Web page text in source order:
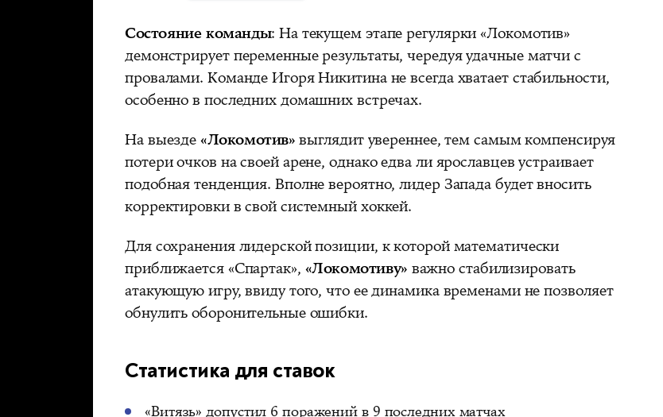
Состояние команды: На текущем этапе регулярки «Локомотив»
демонстрирует переменные результаты, чередуя удачные матчи с
провалами. Команде Игоря Никитина не всегда хватает стабильности,
особенно в последних домашних встречах.
На выезде«Локомотив»выглядит увереннее, тем самым компенсируя
потери очков на своей арене, однако едва ли ярославцев устраивает
подобная тенденция. Вполне вероятно, лидер Запада будет вносить
корректировки в свой системный хоккей.
Для сохранения лидерской позиции, к которой математически
приближается «Спартак», «Локомотиву» важно стабилизировать
атакующую игру, ввиду того, что ее динамика временами не позволяет
обнулить оборонительные ошибки.
Статистика для ставок
«Витязь» допустил 6 поражений в 9 последних матчах